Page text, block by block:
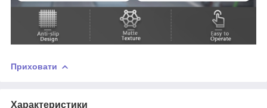
Приховати
Характеристики